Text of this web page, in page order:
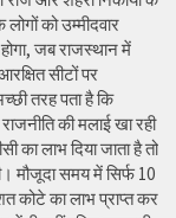
को उम्मीदवार
जब राजस्थान में
सीटों पर
तरह पता है कि
की मलाई खा रही
का लाभ दिया जाता है तो
मौजूदा समय में सिर्फ 10
कोटे का लाभ प्राप्त कर